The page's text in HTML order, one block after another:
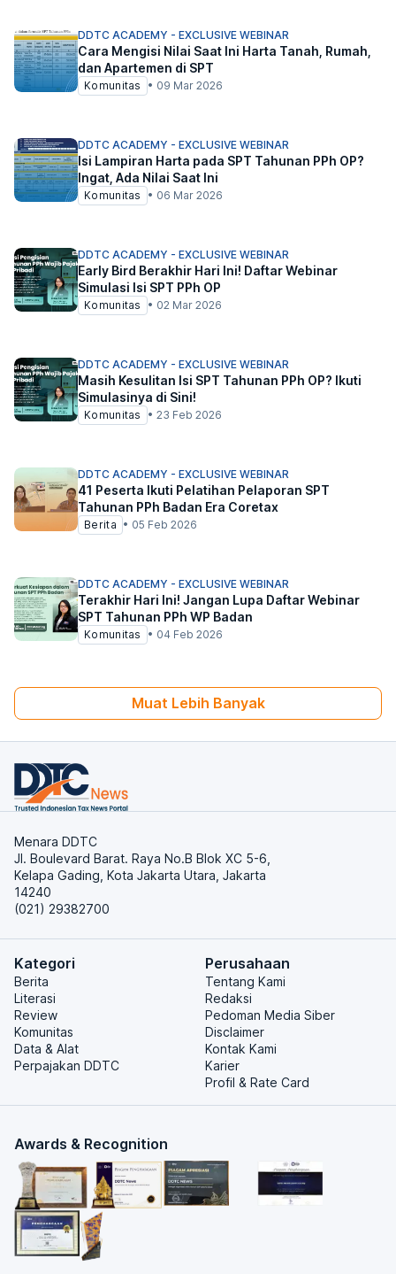
DDTC ACADEMY - EXCLUSIVE WEBINAR
Cara Mengisi Nilai Saat Ini Harta Tanah, Rumah,
dan Apartemen di SPT
Komunitas • 09 Mar 2026
DDTC ACADEMY - EXCLUSIVE WEBINAR
Isi Lampiran Harta pada SPT Tahunan PPh OP?
Ingat, Ada Nilai Saat Ini
Komunitas • 06 Mar 2026
DDTC ACADEMY - EXCLUSIVE WEBINAR
Early Bird Berakhir Hari Ini! Daftar Webinar
Simulasi Isi SPT PPh OP
Komunitas • 02 Mar 2026
DDTC ACADEMY - EXCLUSIVE WEBINAR
Masih Kesulitan Isi SPT Tahunan PPh OP? Ikuti
Simulasinya di Sini!
Komunitas • 23 Feb 2026
DDTC ACADEMY - EXCLUSIVE WEBINAR
41 Peserta Ikuti Pelatihan Pelaporan SPT
Tahunan PPh Badan Era Coretax
Berita • 05 Feb 2026
DDTC ACADEMY - EXCLUSIVE WEBINAR
Terakhir Hari Ini! Jangan Lupa Daftar Webinar
SPT Tahunan PPh WP Badan
Komunitas • 04 Feb 2026
Muat Lebih Banyak
Menara DDTC
Jl. Boulevard Barat. Raya No.B Blok XC 5-6,
Kelapa Gading, Kota Jakarta Utara, Jakarta
14240
(021) 29382700
Kategori
Berita
Literasi
Review
Komunitas
Data & Alat
Perpajakan DDTC
Perusahaan
Tentang Kami
Redaksi
Pedoman Media Siber
Disclaimer
Kontak Kami
Karier
Profil & Rate Card
Awards & Recognition